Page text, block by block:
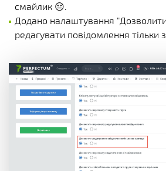
смайлик 😔.
Додано налаштування "Дозволити
редагувати повідомлення тільки